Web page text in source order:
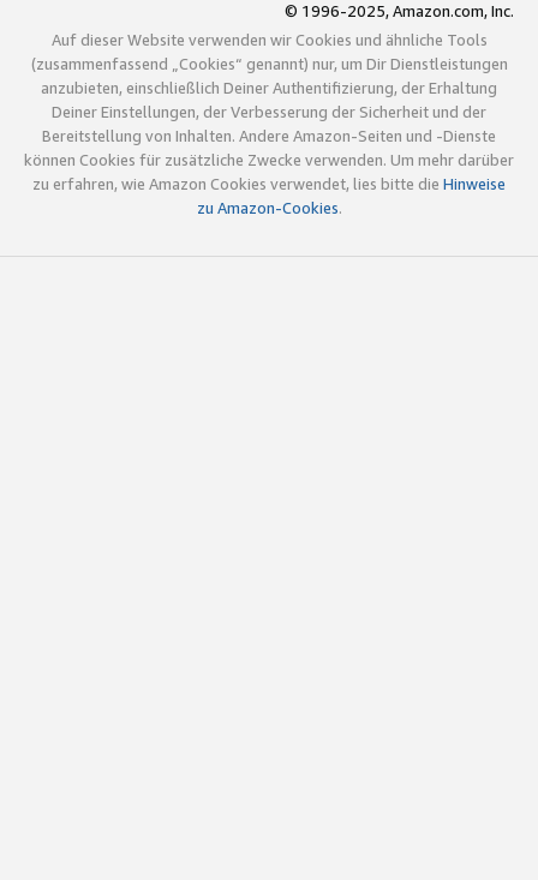
© 1996-2025, Amazon.com, Inc.
Auf dieser Website verwenden wir Cookies und ähnliche Tools
(zusammenfassend „Cookies“ genannt) nur, um Dir Dienstleistungen
anzubieten, einschließlich Deiner Authentifizierung, der Erhaltung
Deiner Einstellungen, der Verbesserung der Sicherheit und der
Bereitstellung von Inhalten. Andere Amazon-Seiten und -Dienste
können Cookies für zusätzliche Zwecke verwenden. Um mehr darüber
zu erfahren, wie Amazon Cookies verwendet, lies bitte die Hinweise
zu Amazon-Cookies.